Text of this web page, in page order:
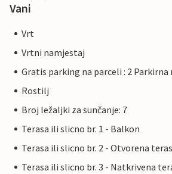
Vani
Vrt
Vrtni namjestaj
Gratis parking na parceli : 2 Parkirna
Rostilj
Broj ležaljki za sunčanje: 7
Terasa ili slicno br. 1 - Balkon
Terasa ili slicno br. 2 - Otvorena
Terasa ili slicno br. 3 - Natkrivena